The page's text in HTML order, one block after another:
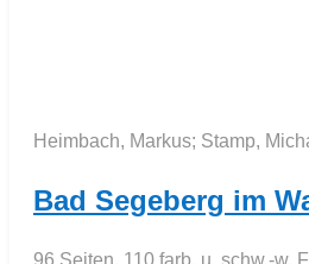
Heimbach, Markus; Stamp,
Bad Segeberg im
96 Seiten, 110 farb. u. schw.-w.